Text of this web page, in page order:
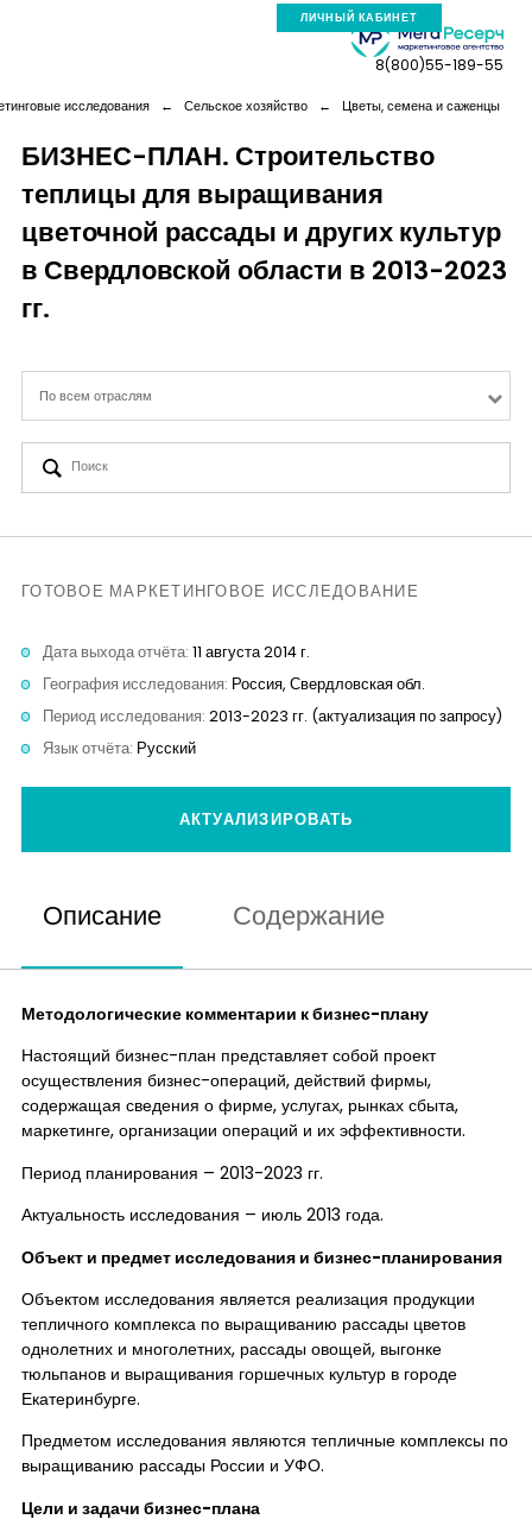
ЛИЧНЫЙ КАБИНЕТ
Компания
Услуги
Кейсы
Аналитика
8(800)55-189-55
исследования ← Сельское хозяйство ← Цветы, семена и саженцы
БИЗНЕС-ПЛАН. Строительство
теплицы для выращивания
цветочной рассады и других культур
в Свердловской области в 2013-2023
гг.
По всем отраслям
ГОТОВОЕ МАРКЕТИНГОВОЕ ИССЛЕДОВАНИЕ
Дата выхода отчёта: 11 августа 2014 г.
География исследования: Россия, Свердловская обл.
Период исследования: 2013-2023 гг. (актуализация по запросу)
Язык отчёта: Русский
АКТУАЛИЗИРОВАТЬ
Описание Содержание
Методологические комментарии к бизнес-плану
Настоящий бизнес-план представляет собой проект
осуществления бизнес-операций, действий фирмы,
содержащая сведения о фирме, услугах, рынках сбыта,
маркетинге, организации операций и их эффективности.
Период планирования – 2013-2023 гг.
Актуальность исследования – июль 2013 года.
Объект и предмет исследования и бизнес-планирования
Объектом исследования является реализация продукции
тепличного комплекса по выращиванию рассады цветов
однолетних и многолетних, рассады овощей, выгонке
тюльпанов и выращивания горшечных культур в городе
Екатеринбурге.
Предметом исследования являются тепличные комплексы по
выращиванию рассады России и УФО.
Цели и задачи бизнес-плана